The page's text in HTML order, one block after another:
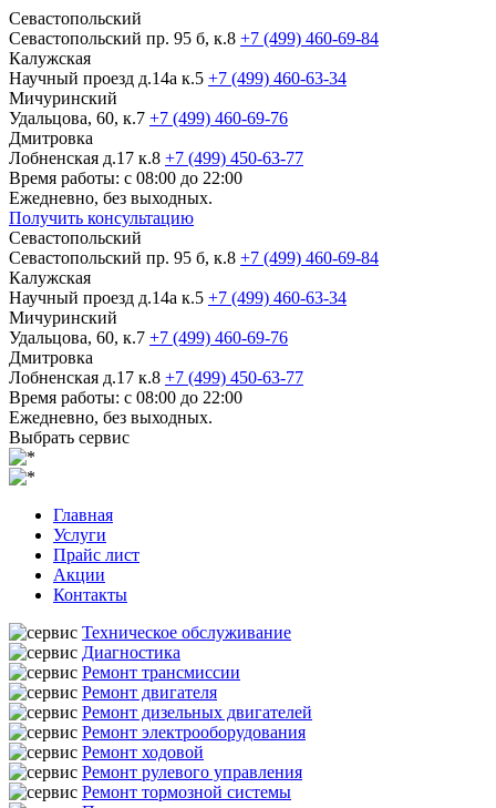
Севастопольский
Севастопольский пр. 95 б, к.8 +7 (499) 460-69-84
Калужская
Научный проезд д.14а к.5 +7 (499) 460-63-34
Мичуринский
Удальцова, 60, к.7 +7 (499) 460-69-76
Дмитровка
Лобненская д.17 к.8 +7 (499) 450-63-77
Время работы: с 08:00 до 22:00
Ежедневно, без выходных.
Получить консультацию
Севастопольский
Севастопольский пр. 95 б, к.8 +7 (499) 460-69-84
Калужская
Научный проезд д.14а к.5 +7 (499) 460-63-34
Мичуринский
Удальцова, 60, к.7 +7 (499) 460-69-76
Дмитровка
Лобненская д.17 к.8 +7 (499) 450-63-77
Время работы: с 08:00 до 22:00
Ежедневно, без выходных.
Выбрать сервис
Главная
Услуги
Прайс лист
Акции
Контакты
Техническое обслуживание
Диагностика
Ремонт трансмиссии
Ремонт двигателя
Ремонт дизельных двигателей
Ремонт электрооборудования
Ремонт ходовой
Ремонт рулевого управления
Ремонт тормозной системы